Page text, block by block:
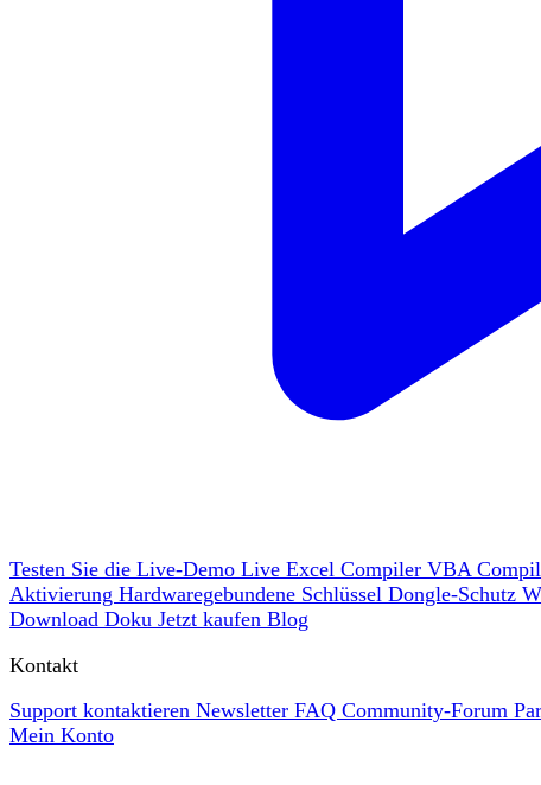
Testen Sie die Live-Demo Live Excel Compiler VBA
Aktivierung Hardwaregebundene Schlüssel Dongle-Schutz
Download Doku Jetzt kaufen Blog
Kontakt
Support kontaktieren Newsletter FAQ Community-Forum
Mein Konto